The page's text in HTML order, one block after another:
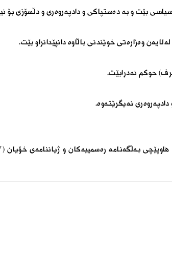
بێت و بە دەستپاکی و دادپەروەری و دڵسۆزی بۆ
وەزارەتی خوێندنی باڵاوە دانپێدانراو بێت.
حوکم نەدرابێت.
نەیگرێتەوە.